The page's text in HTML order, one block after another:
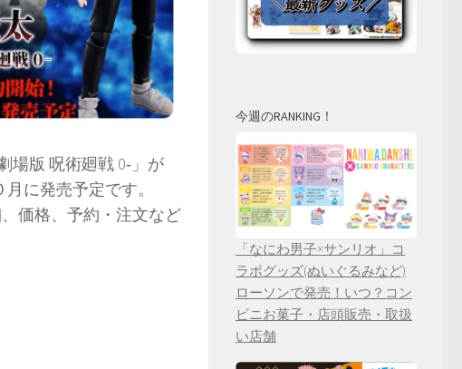
場版 呪術廻戦 0‐」が
に発売予定です。
、価格、予約・注文など
今週のRANKING！
「なにわ男子×サンリオ」コ
ラボグッズ(ぬいぐるみなど)
ローソンで発売！いつ？コン
ビニお菓子・店頭販売・取扱
い店舗